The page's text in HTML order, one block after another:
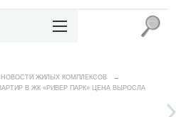
НОВОСТИ ЖИЛЫХ КОМПЛЕКСОВ
→
В ЖК «РИВЕР ПАРК» ЦЕНА ВЫРОСЛА